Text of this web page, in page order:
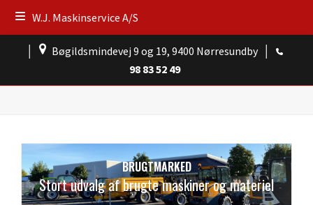
W.J. Maskinservice A/S
Bøgildsmindevej 9 og 19, 9400 Nørresundby
98 83 52 49
BRUGTMARKED
Stort udvalg af brugte maskiner og materiel